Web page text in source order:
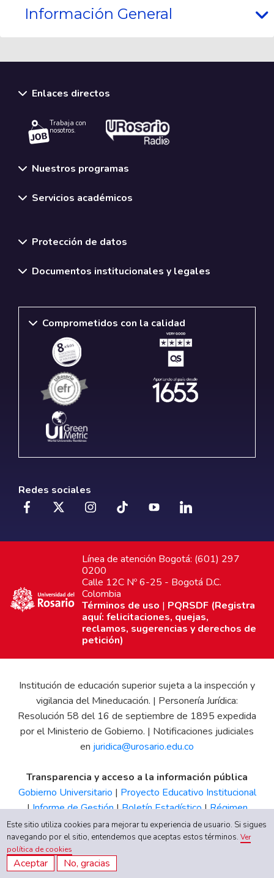
Información General
Enlaces directos
Trabaja con
nosotros.
Nuestros programas
Servicios académicos
Protección de datos
Documentos institucionales y legales
Comprometidos con la calidad
Redes sociales
Línea de atención Bogotá: (601) 297
0200
Calle 12C Nº 6-25 - Bogotá D.C.
Colombia
Términos de uso | PQRSDF (Registra
aquí: felicitaciones, quejas,
reclamos, sugerencias y derechos de
petición)
Institución de educación superior sujeta a la inspección y
vigilancia del Mineducación. | Personería Jurídica:
Resolución 58 del 16 de septiembre de 1895 expedida
por el Ministerio de Gobierno. | Notificaciones judiciales
en juridica@urosario.edu.co
Transparencia y acceso a la información pública
Gobierno Universitario | Proyecto Educativo Institucional
|Informe de Gestión|Boletín Estadístico|Régimen
Tributario|Estados Financieros |Código de Ética| Canal
de Integridad UR
Este sitio utiliza cookies para mejorar tu experiencia de usuario. Si sigues
navegando por el sitio, entendemos que aceptas estos términos.Ver
política de cookies
Aceptar No, gracias